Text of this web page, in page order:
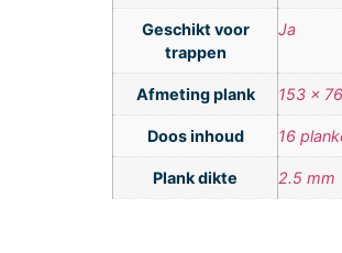
Geschikt voor
trappen
Ja
Afmeting plank 153 x
Doos inhoud 16
Plank dikte 2.5 mm